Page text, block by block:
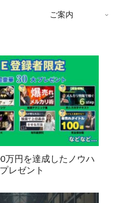
ご案内
万円を達成したノウハ
レゼント